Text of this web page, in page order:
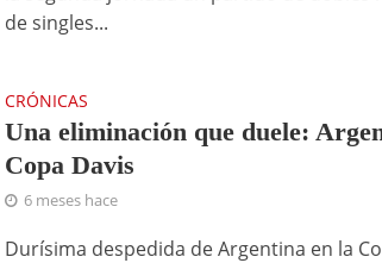
de singles...
CRÓNICAS
Una eliminación que duele:
Copa Davis
6 meses hace
Durísima despedida de Argentina en la